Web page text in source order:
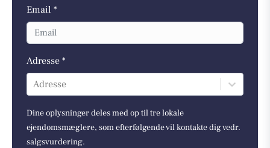
Email *
Adresse *
Adresse
Dine oplysninger deles med op til tre lokale
ejendomsmæglere, som efterfølgende vil kontakte dig vedr.
salgsvurdering.